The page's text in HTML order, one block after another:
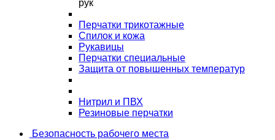
рук
Перчатки трикотажные
Спилок и кожа
Рукавицы
Перчатки специальные
Защита от повышенных температур
Нитрил и ПВХ
Резиновые перчатки
Безопасность рабочего места